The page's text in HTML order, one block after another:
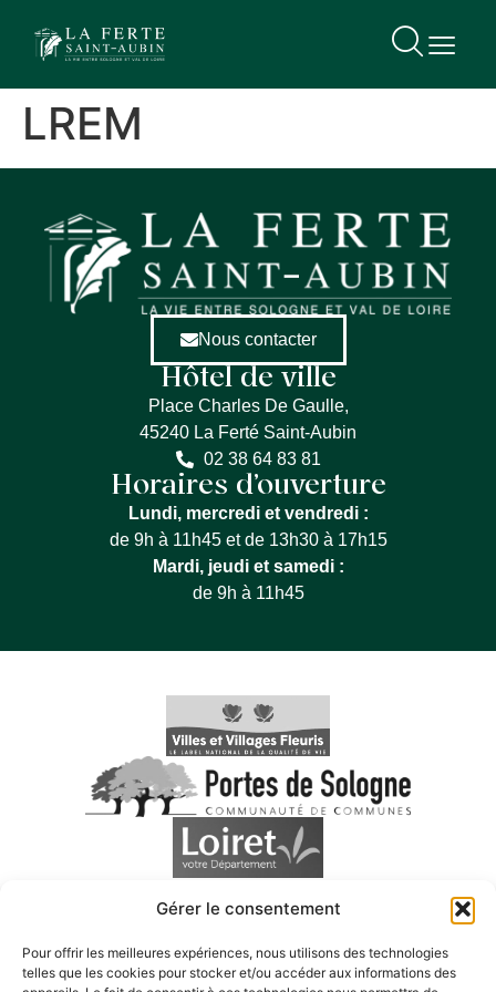
Gérer le consentement
Pour offrir les meilleures expériences, nous utilisons des technologies
telles que les cookies pour stocker et/ou accéder aux informations des
principal
LREM
Nous contacter
Hôtel de ville
Place Charles De Gaulle,
45240 La Ferté Saint-Aubin
02 38 64 83 81
Horaires d’ouverture
Lundi, mercredi et vendredi :
de 9h à 11h45 et de 13h30 à 17h15
Mardi, jeudi et samedi :
de 9h à 11h45